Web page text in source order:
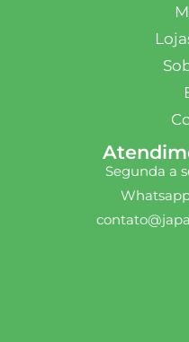
Segunda a